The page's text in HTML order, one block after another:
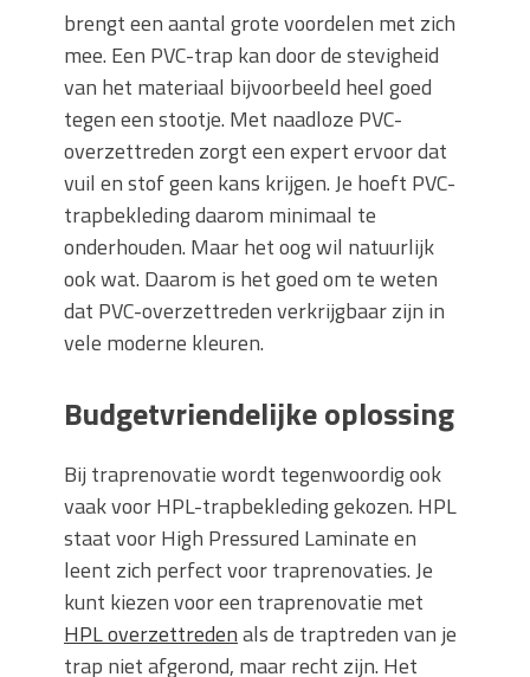
brengt een aantal grote voordelen met zich
mee. Een PVC-trap kan door de stevigheid
van het materiaal bijvoorbeeld heel goed
tegen een stootje. Met naadloze PVC-
overzettreden zorgt een expert ervoor dat
vuil en stof geen kans krijgen. Je hoeft PVC-
trapbekleding daarom minimaal te
onderhouden. Maar het oog wil natuurlijk
ook wat. Daarom is het goed om te weten
dat PVC-overzettreden verkrijgbaar zijn in
vele moderne kleuren.
Budgetvriendelijke oplossing
Bij traprenovatie wordt tegenwoordig ook
vaak voor HPL-trapbekleding gekozen. HPL
staat voor High Pressured Laminate en
leent zich perfect voor traprenovaties. Je
kunt kiezen voor een traprenovatie met
HPL overzettredenals de traptreden van je
trap niet afgerond, maar recht zijn. Het